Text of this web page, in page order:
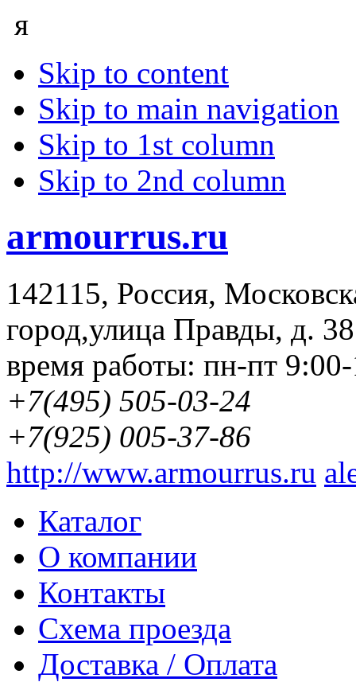
я
Skip to content
Skip to main navigation
Skip to 1st column
Skip to 2nd column
armourrus.ru
142115, Россия,
город,улица Правды, д. 38
время работы: пн-пт
+7(495) 505-03-24
+7(925) 005-37-86
http://www.armourrus.ru
Каталог
О компании
Контакты
Схема проезда
Доставка / Оплата